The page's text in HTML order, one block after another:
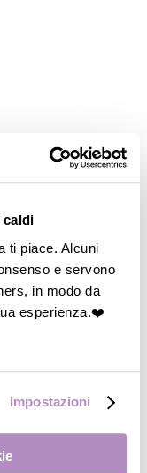
caldi
ti piace. Alcuni
e servono
in modo da
esperienza.❤️
Impostazioni